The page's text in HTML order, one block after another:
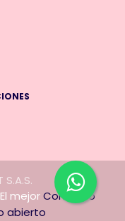
mejorComercio
abierto